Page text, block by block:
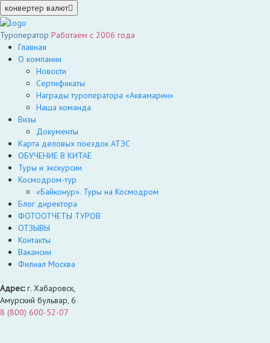
конвертер валют
Туроператор Работаем с 2006 года
Главная
О компании
Новости
Сертификаты
Награды туроператора «Аквамарин»
Наша команда
Визы
Документы
Карта деловых поездок АТЭС
ОБУЧЕНИЕ В КИТАЕ
Туры и экскурсии
Космодром-тур
«Байконур». Туры на Космодром
Блог директора
ФОТООТЧЕТЫ ТУРОВ
ОТЗЫВЫ
Контакты
Вакансии
Филиал Москва
Адрес:г. Хабаровск,
Амурский бульвар, 6
8 (800) 600-52-07